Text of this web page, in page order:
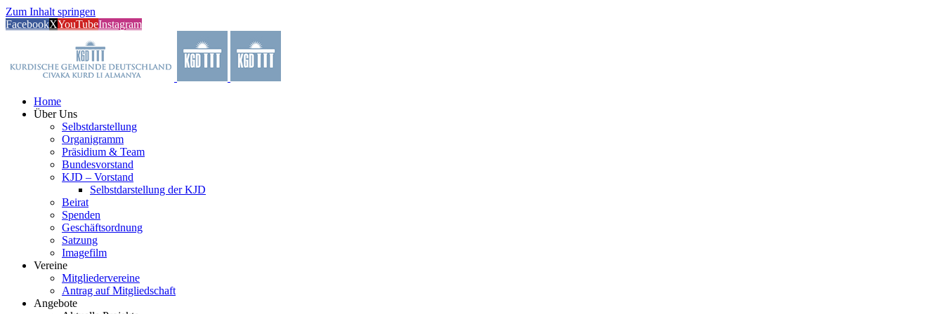
Zum Inhalt springen
FacebookXYouTubeInstagram
Home
Über Uns
Selbstdarstellung
Organigramm
Präsidium & Team
Bundesvorstand
KJD – Vorstand
Selbstdarstellung der KJD
Beirat
Spenden
Geschäftsordnung
Satzung
Imagefilm
Vereine
Mitgliedervereine
Antrag auf Mitgliedschaft
Angebote